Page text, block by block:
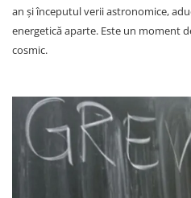
an și începutul verii astronomice,
energetică aparte. Este un moment
cosmic.